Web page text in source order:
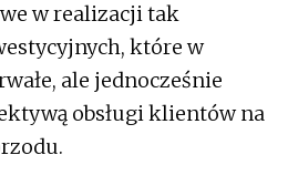
w realizacji tak
które w
ale jednocześnie
obsługi klientów na